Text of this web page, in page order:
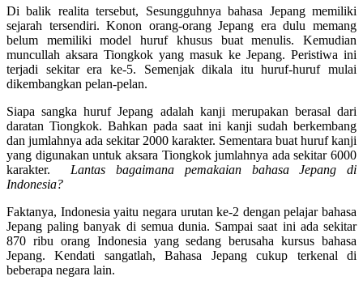
Di balik realita tersebut, Sesungguhnya bahasa Jepang memiliki
sejarah tersendiri. Konon orang-orang Jepang era dulu memang
belum memiliki model huruf khusus buat menulis. Kemudian
muncullah aksara Tiongkok yang masuk ke Jepang. Peristiwa ini
terjadi sekitar era ke-5. Semenjak dikala itu huruf-huruf mulai
dikembangkan pelan-pelan.
Siapa sangka huruf Jepang adalah kanji merupakan berasal dari
daratan Tiongkok. Bahkan pada saat ini kanji sudah berkembang
dan jumlahnya ada sekitar 2000 karakter. Sementara buat huruf kanji
yang digunakan untuk aksara Tiongkok jumlahnya ada sekitar 6000
karakter. Lantas bagaimana pemakaian bahasa Jepang di
Indonesia?
Faktanya, Indonesia yaitu negara urutan ke-2 dengan pelajar bahasa
Jepang paling banyak di semua dunia. Sampai saat ini ada sekitar
870 ribu orang Indonesia yang sedang berusaha kursus bahasa
Jepang. Kendati sangatlah, Bahasa Jepang cukup terkenal di
beberapa negara lain.